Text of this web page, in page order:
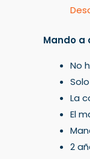
Mando a
No
La
El
2